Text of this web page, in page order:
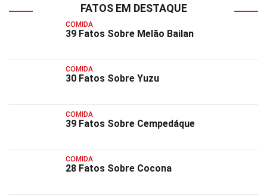
FATOS EM DESTAQUE
COMIDA
39 Fatos Sobre Melão Bailan
COMIDA
30 Fatos Sobre Yuzu
COMIDA
39 Fatos Sobre Cempedáque
COMIDA
28 Fatos Sobre Cocona